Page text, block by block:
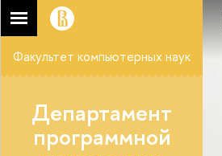
Факультет компьютерных наук
Департамент
программной